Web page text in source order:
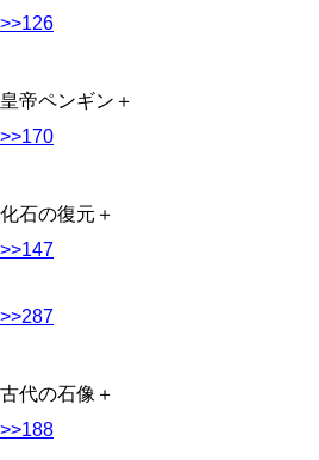
>>126
皇帝ペンギン＋
>>170
化石の復元＋
>>147
>>287
古代の石像＋
>>188